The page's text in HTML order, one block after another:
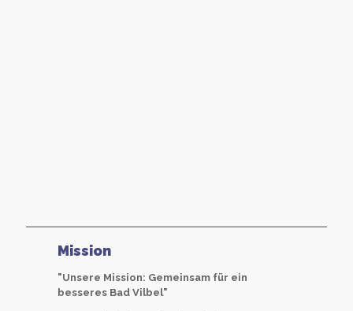
Mission
"Unsere Mission: Gemeinsam für ein
besseres Bad Vilbel"